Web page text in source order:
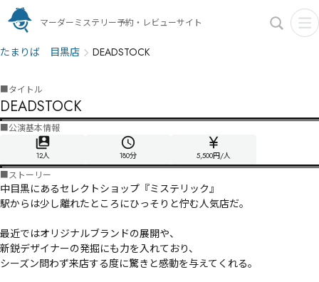
マーダーミステリー予約・レビューサイト
たまりば 目黒店 DEADSTOCK
■タイトル
DEADSTOCK
■公演基本情報
12人 180分 5,500円/人
■ストーリー
中目黒にあるセレクトショップ『ミステリック』
駅からは少し離れたところにひっそりと佇む人気店だ。
最近ではオリジナルブランドの展開や、
新鋭デザイナーの発掘にも力を入れており、
シーズン問わず来店する度に驚きと感動を与えてくれる。